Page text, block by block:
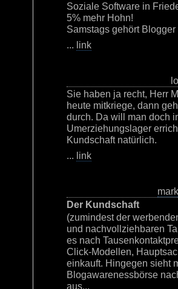
Soziale Software in
5% mehr Hohn!
Samstags gehört Blogger
... link
Sie haben ja recht, Herr
heute mitkriege, dann
durch. Da will man doch
Umerziehungslager
Kundschaft natürlich.
... link
Der Kundschaft
(zumindest der
und nachvollziehbaren
es nach
Click-Modellen,
einkauft. Hingegen sieht
Blogawarenessbörse
aus...